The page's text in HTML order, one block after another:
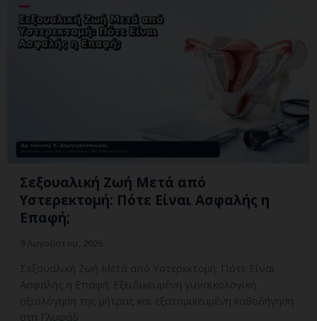
Σεξουαλική Ζωή Μετά από
Υστερεκτομή: Πότε Είναι Ασφαλής η
Επαφή;
Σεξουαλική Ζωή Μετά από Υστερεκτομή: Πότε Είναι
Ασφαλής η Επαφή; Εξειδικευμένη γυναικολογική
αξιολόγηση της μήτρας και εξατομικευμένη καθοδήγηση
στη Γλυφάδ